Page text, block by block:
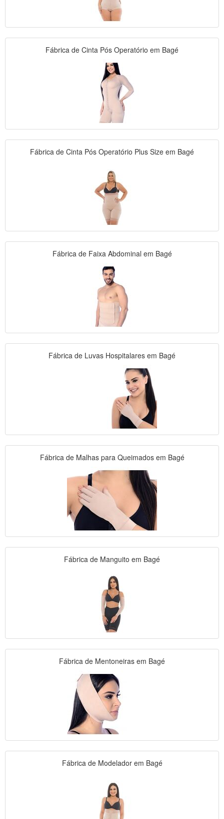
Fábrica de Cinta Pós Operatório em Bagé
Fábrica de Cinta Pós Operatório Plus Size em Bagé
Fábrica de Faixa Abdominal em Bagé
Fábrica de Luvas Hospitalares em Bagé
Fábrica de Malhas para Queimados em Bagé
Fábrica de Manguito em Bagé
Fábrica de Mentoneiras em Bagé
Fábrica de Modelador em Bagé